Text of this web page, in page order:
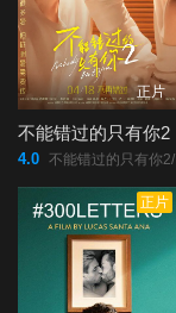
正片
不能错过的只有你2
4.0 不能错过的只有你2/
正片